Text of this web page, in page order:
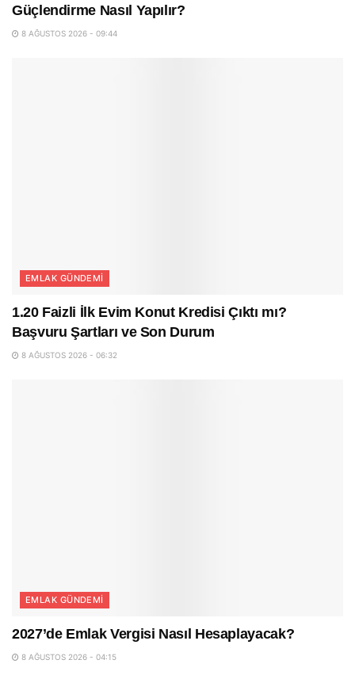
Güçlendirme Nasıl Yapılır?
8 AĞUSTOS 2026 - 09:44
EMLAK GÜNDEMI
1.20 Faizli İlk Evim Konut Kredisi Çıktı mı?
Başvuru Şartları ve Son Durum
8 AĞUSTOS 2026 - 06:32
EMLAK GÜNDEMI
2027’de Emlak Vergisi Nasıl Hesaplayacak?
8 AĞUSTOS 2026 - 04:15